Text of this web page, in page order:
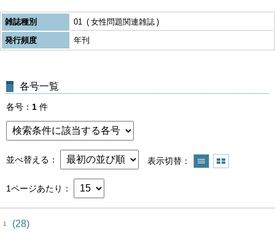
雑誌種別 01
女性問題関連雑誌
発行頻度
年刊
各号一覧
各号 1 件
並べ替える 表示切替
1ページあたり
1 (28)